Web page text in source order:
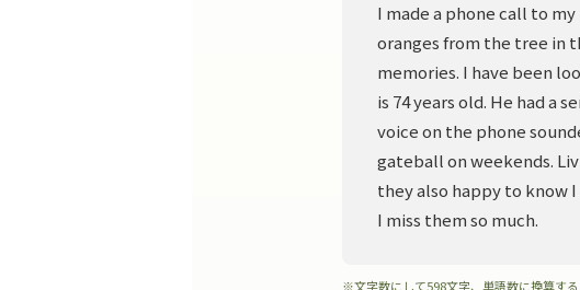
I made a phone call to
oranges from the tree in
memories. I have been
is 74 years old. He had a
voice on the phone
gateball on weekends.
they also happy to know
I miss them so much.
※文字数にして598文字、単語数に換算する